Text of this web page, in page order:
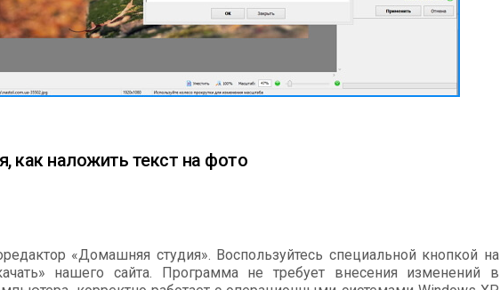
как наложить текст на фото
«Домашняя студия». Воспользуйтесь специальной кнопкой на
нашего сайта. Программа не требует внесения изменений в